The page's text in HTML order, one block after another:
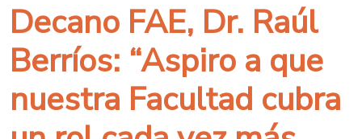
Decano FAE, Dr. Raúl
Berríos: “Aspiro a que
nuestra Facultad cubra